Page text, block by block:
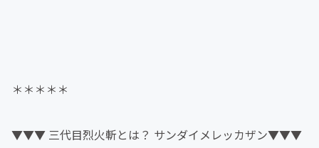
＊＊＊＊＊
▼▼▼ 三代目烈火斬とは？ サンダイメレッカザン▼▼▼